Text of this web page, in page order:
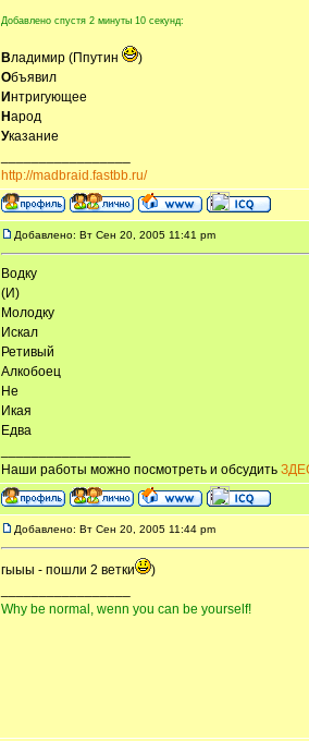
Добавлено спустя 2 минуты 10 секунд:
Владимир (Ппутин
)
Объявил
Интригующее
Народ
Указание
http://madbraid.fastbb.ru/
Добавлено: Вт Сен 20, 2005 11:41 pm
Водку
(И)
Молодку
Искал
Ретивый
Алкобоец
Не
Икая
Едва
Наши работы можно посмотреть и обсудить
Добавлено: Вт Сен 20, 2005 11:44 pm
гыыы - пошли 2 ветки
)
Why be normal, wenn you can be yourself!